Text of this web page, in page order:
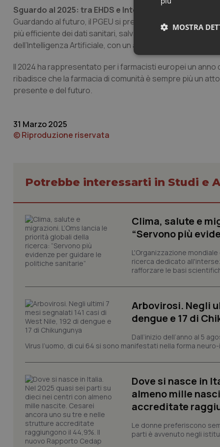
Sguardo al 2025: tra EHDS e Intelligenza Artificiale
Guardando al futuro, il PGEU si prepara a supportare i
più efficiente dei dati sanitari, salvaguardando la privacy.
dell’Intelligenza Artificiale, con un approccio etico e
Il 2024 ha rappresentato per i farmacisti europei un
ribadisce che la farmacia di comunità è sempre più un
presente e del futuro.
31 Marzo 2025
© Riproduzione riservata
Potrebbe interessarti in Studi e
Clima, salute e
“Servono più
L'Organizzazione
ricerca dedicato
rafforzare le basi
Arbovirosi. Negli
dengue e 17 di
Dall’inizio dell’anno al 5
Virus l’uomo, di cui 64 si sono manifestati nella forma neuro-
Dove si nasce in
almeno mille
accreditate
Le donne preferiscono
parti è avvenuto negli
MOSTRA
tracking-sites-
session-id
PHPSESSID